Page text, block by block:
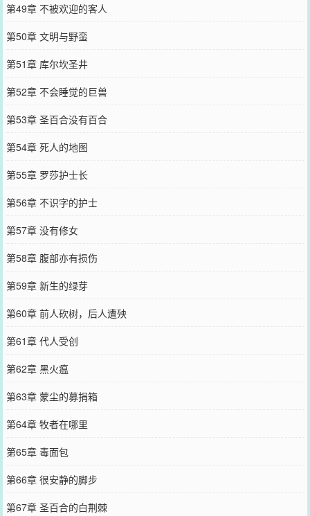
第49章 不被欢迎的客人
第50章 文明与野蛮
第51章 库尔坎圣井
第52章 不会睡觉的巨兽
第53章 圣百合没有百合
第54章 死人的地图
第55章 罗莎护士长
第56章 不识字的护士
第57章 没有修女
第58章 腹部亦有损伤
第59章 新生的绿芽
第60章 前人砍树，后人遭殃
第61章 代人受创
第62章 黑火瘟
第63章 蒙尘的募捐箱
第64章 牧者在哪里
第65章 毒面包
第66章 很安静的脚步
第67章 圣百合的白荆棘